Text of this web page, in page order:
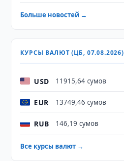
Больше новостей →
КУРСЫ ВАЛЮТ (ЦБ, 07.08.2026)
USD 11915,64 сумов
EUR 13749,46 сумов
RUB 146,19 сумов
Все курсы валют →